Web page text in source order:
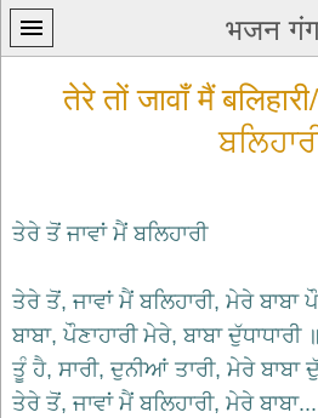
भजन
प्रथम
कृष्ण
भजन
krishna
bhajans
तेरे तों जावाँ मैं
ਤੇਰੇ ਤੋਂ ਜਾਵਾਂ ਮੈਂ ਬਲਿਹਾਰੀ
ਤੇਰੇ ਤੋਂ, ਜਾਵਾਂ ਮੈਂ ਬਲਿਹਾਰੀ, ਮੇਰੇ ਬਾਬਾ
ਬਾਬਾ, ਪੌਣਾਹਾਰੀ ਮੇਰੇ, ਬਾਬਾ ਦੁੱਧਾਧਾਰੀ ॥
ਤੂੰ ਹੈ, ਸਾਰੀ, ਦੁਨੀਆਂ ਤਾਰੀ, ਮੇਰੇ ਬਾਬਾ
ਤੇਰੇ ਤੋਂ, ਜਾਵਾਂ ਮੈਂ ਬਲਿਹਾਰੀ, ਮੇਰੇ ਬਾਬਾ...